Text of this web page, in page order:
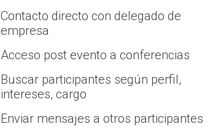
Contacto directo con delegado de
empresa
Acceso post evento a conferencias
Buscar participantes según perfil,
intereses, cargo
Enviar mensajes a otros participantes